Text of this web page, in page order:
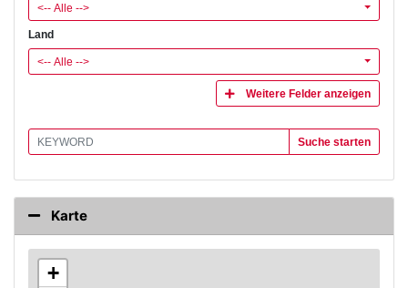
<-- Alle -->
Land
<-- Alle -->
Weitere Felder anzeigen
Suche starten
Karte
+